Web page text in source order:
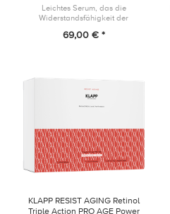
Leichtes Serum, das die
Widerstandsfähigkeit der
fahlen Teint entgegenwirkt, indem
69,00 € *
KLAPP RESIST AGING Retinol
Triple Action PRO AGE Power